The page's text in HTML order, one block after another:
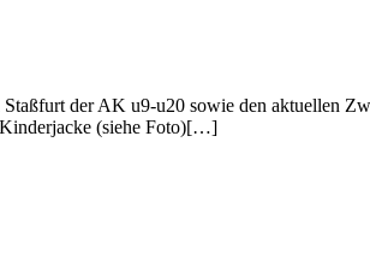
der AK u9-u20 sowie den aktuellen
(siehe Foto)[…]